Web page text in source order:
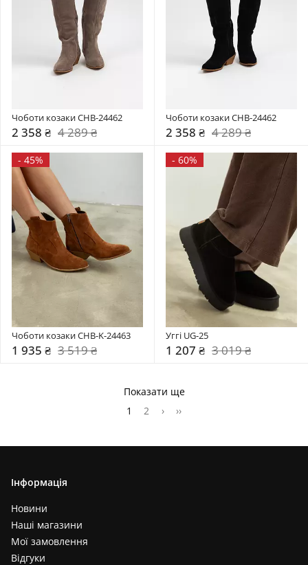
Чоботи козаки CHB-24462
2 358 ₴ 4 289 ₴
Чоботи козаки CHB-24462
2 358 ₴ 4 289 ₴
- 45%
Чоботи козаки CHB-K-24463
1 935 ₴ 3 519 ₴
- 60%
Уггі UG-25
1 207 ₴ 3 019 ₴
Показати ще
1
2 › ››
Інформація
Новини
Наші магазини
Мої замовлення
Відгуки